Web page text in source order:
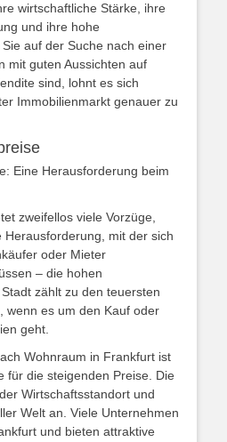
wirtschaftliche Stärke, ihre
und ihre hohe
auf der Suche nach einer
mit guten Aussichten auf
sind, lohnt es sich
Immobilienmarkt genauer zu
Eine Herausforderung beim
zweifellos viele Vorzüge,
mit der sich
oder Mieter
– die hohen
zählt zu den teuersten
wenn es um den Kauf oder
geht.
Wohnraum in Frankfurt ist
für die steigenden Preise. Die
Wirtschaftsstandort und
Welt an. Viele Unternehmen
und bieten attraktive